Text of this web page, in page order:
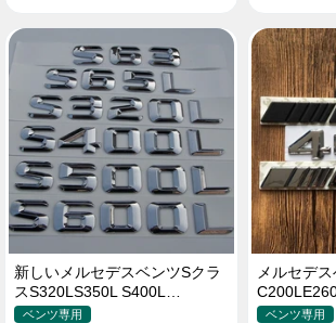
新しいメルセデスベンツSクラ
スS320LS350L S400L
S500LS600Lロゴ
ベンツ専用
メルセデ
輪駆動ロゴ
ベンツ専用